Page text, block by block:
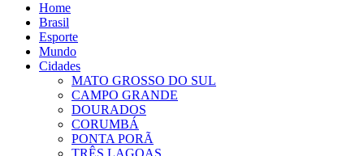
Home
Brasil
Esporte
Mundo
Cidades
MATO GROSSO DO SUL
CAMPO GRANDE
DOURADOS
CORUMBÁ
PONTA PORÃ
TRÊS LAGOAS